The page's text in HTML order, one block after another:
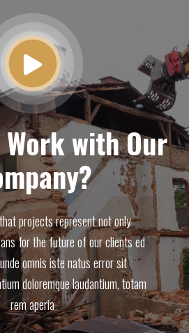
Work with Our
projects represent not only
for the future of our clients ed
omnis iste natus error sit
doloremque laudantium, totam
rem aperia